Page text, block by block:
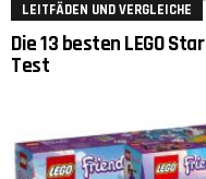
LEITFÄDEN UND VERGLEICHE
Die 13 besten LEGO
Test